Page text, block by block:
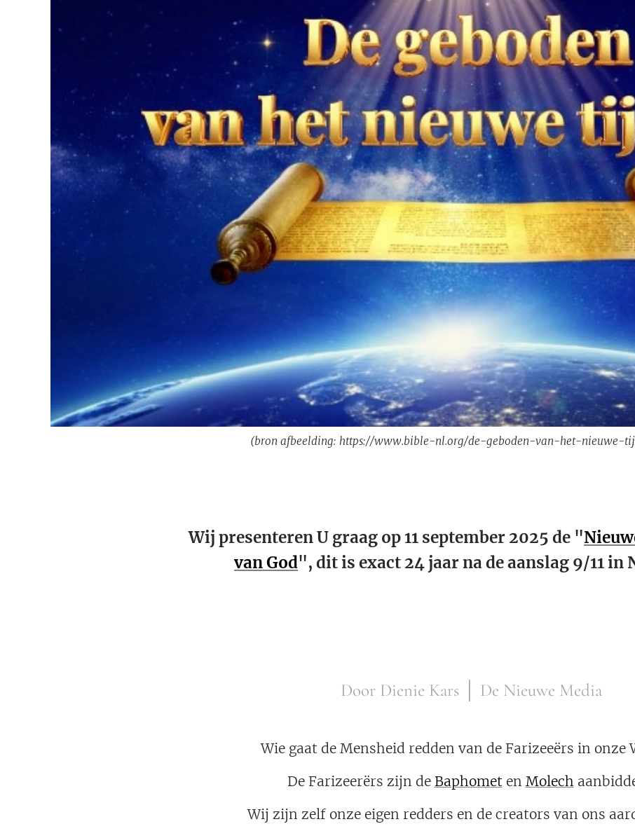
(bron afbeelding: https://www.bible-nl.org/de-geboden-van-het-nieuwe-
Wij presenteren U graag op 11 september 2025 de "
van God", dit is exact 24 jaar na de aanslag 9/11 in
Door Dienie Kars │ De Nieuwe Media
Wie gaat de Mensheid redden van de Farizeeërs in onze
De Farizeerërs zijn de Baphometen Molech
Wij zijn zelf onze eigen redders en de creators van ons